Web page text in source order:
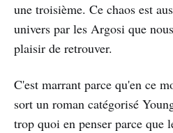
une troisième. Ce chaos est
univers par les Argosi que
plaisir de retrouver.
C'est marrant parce qu'en ce
sort un roman catégorisé
trop quoi en penser parce que